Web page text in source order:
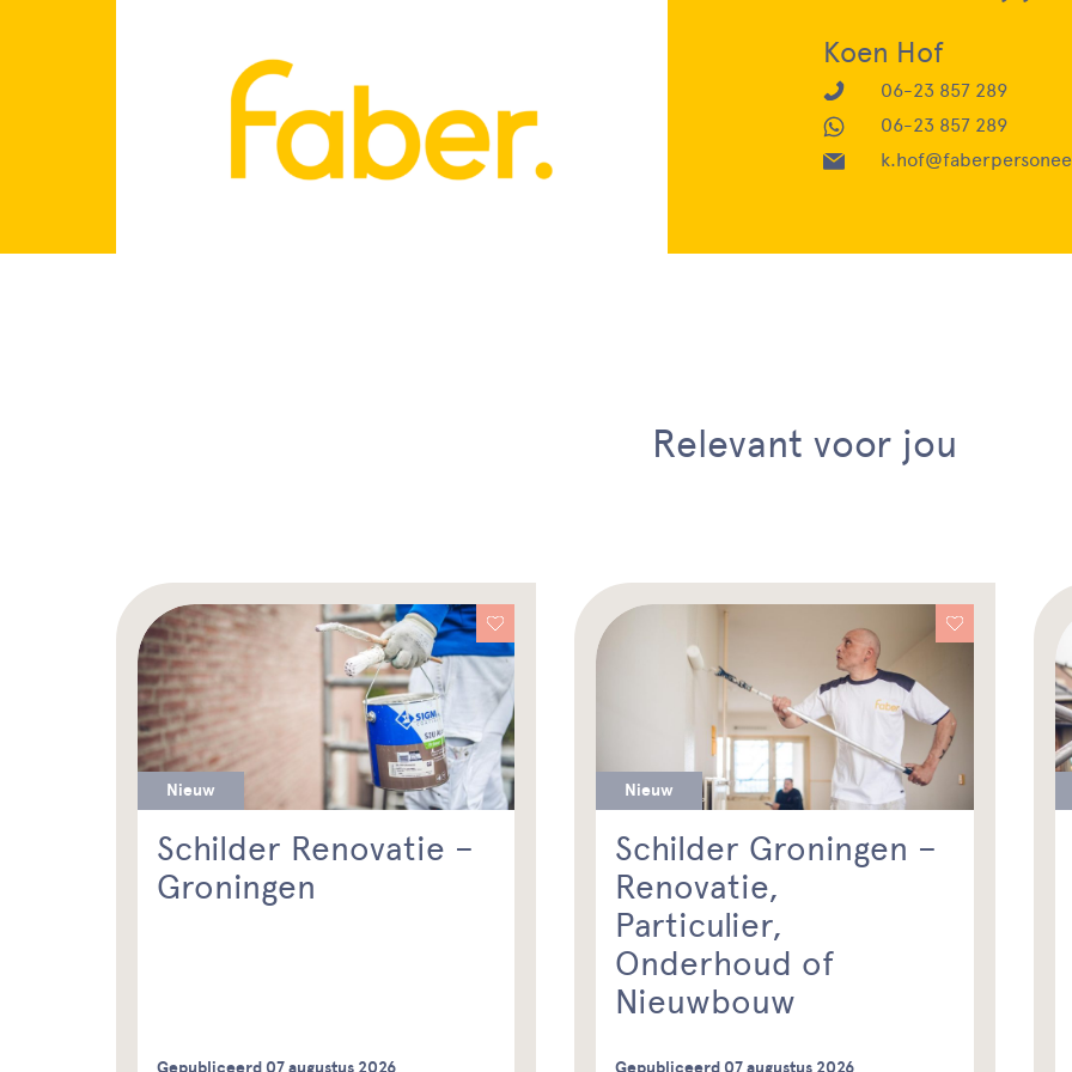
Koen Hof
06-23 857 289
06-23 857 289
Relevant voor jou
Nieuw
Schilder Renovatie –
Groningen
Gepubliceerd 07 augustus 2026
Nieuw
Schilder Groningen –
Renovatie,
Particulier,
Onderhoud of
Nieuwbouw
Gepubliceerd 07 augustus 2026